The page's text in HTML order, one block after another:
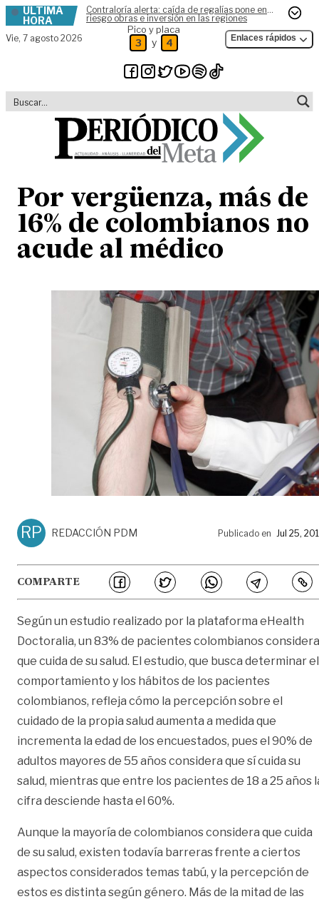
Skip to content
ÚLTIMA
HORA
Contraloría alerta: caída de regalías pone en
riesgo obras e inversión en las regiones
Vie, 7 agosto 2026
Pico y placa
3 y 4 Enlaces rápidos
Por vergüenza, más de
16% de colombianos no
acude al médico
RP REDACCIÓN PDM Publicado en Jul 25,
COMPARTE
Según un estudio realizado por la plataforma eHealth
Doctoralia, un 83% de pacientes colombianos considera
que cuida de su salud. El estudio, que busca determinar el
comportamiento y los hábitos de los pacientes
colombianos, refleja cómo la percepción sobre el
cuidado de la propia salud aumenta a medida que
incrementa la edad de los encuestados, pues el 90% de
adultos mayores de 55 años considera que sí cuida su
salud, mientras que entre los pacientes de 18 a 25 años
cifra desciende hasta el 60%.
Aunque la mayoría de colombianos considera que cuida
de su salud, existen todavía barreras frente a ciertos
aspectos considerados temas tabú, y la percepción de
estos es distinta según género. Más de la mitad de las